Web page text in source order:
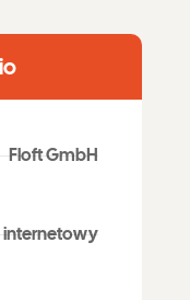
Floft GmbH
internetowy